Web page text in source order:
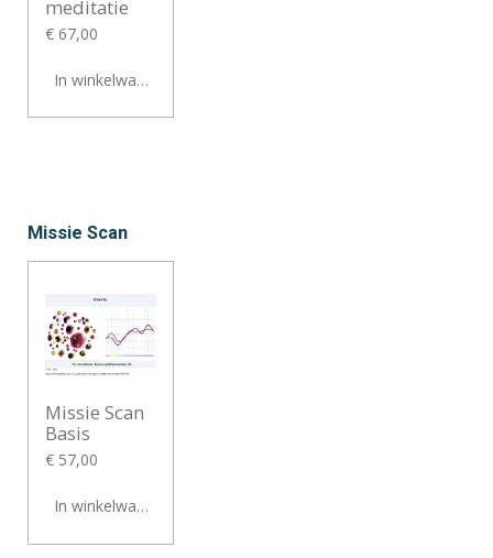
meditatie
€ 67,00
In winkelwagen
Missie Scan
Missie Scan
Basis
€ 57,00
In winkelwagen